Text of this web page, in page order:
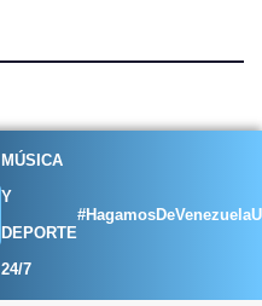
MÚSICA
Y
DEPORTE
24/7